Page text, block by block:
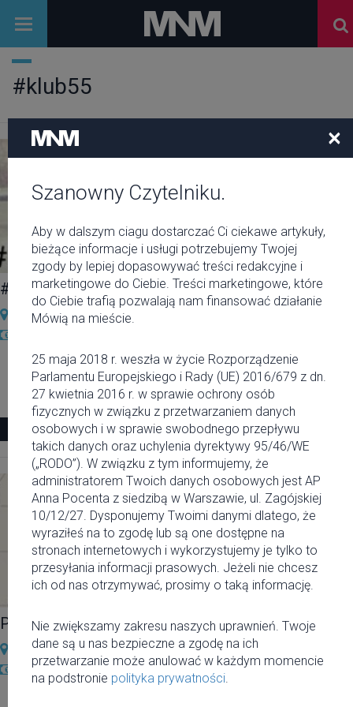
#klub55
#LATO_Z_RAPEM x DJ DEF.
Klub 55
28 sierpnia 2015 23:55
29 sierpnia 2015 04:00
Zobacz więcej
Pożegnanie Wakacji z 55
Klub 55
free
×
Szanowny Czytelniku.
Aby w dalszym ciagu dostarczać Ci ciekawe artykuły,
bieżące informacje i usługi potrzebujemy Twojej
zgody by lepiej dopasowywać treści redakcyjne i
marketingowe do Ciebie. Treści marketingowe, które
do Ciebie trafią pozwalają nam finansować działanie
Mówią na mieście.
25 maja 2018 r. weszła w życie Rozporządzenie
Parlamentu Europejskiego i Rady (UE) 2016/679 z dn.
27 kwietnia 2016 r. w sprawie ochrony osób
fizycznych w związku z przetwarzaniem danych
osobowych i w sprawie swobodnego przepływu
takich danych oraz uchylenia dyrektywy 95/46/WE
(„RODO”). W związku z tym informujemy, że
administratorem Twoich danych osobowych jest AP
Anna Pocenta z siedzibą w Warszawie, ul. Zagójskiej
10/12/27. Dysponujemy Twoimi danymi dlatego, że
wyraziłeś na to zgodę lub są one dostępne na
stronach internetowych i wykorzystujemy je tylko to
przesyłania informacji prasowych. Jeżeli nie chcesz
ich od nas otrzymywać, prosimy o taką informację.
Nie zwiększamy zakresu naszych uprawnień. Twoje
dane są u nas bezpieczne a zgodę na ich
przetwarzanie może anulować w każdym momencie
na podstronie polityka prywatności.